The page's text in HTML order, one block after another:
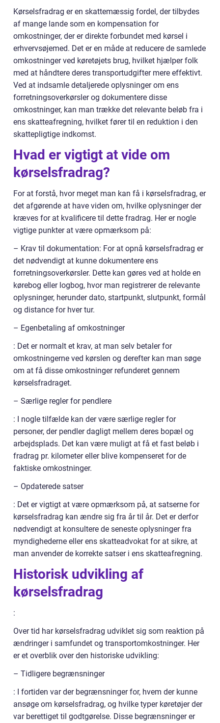
Kørselsfradrag er en skattemæssig fordel, der tilbydes
af mange lande som en kompensation for
omkostninger, der er direkte forbundet med kørsel i
erhvervsøjemed. Det er en måde at reducere de samlede
omkostninger ved køretøjets brug, hvilket hjælper folk
med at håndtere deres transportudgifter mere effektivt.
Ved at indsamle detaljerede oplysninger om ens
forretningsoverkørsler og dokumentere disse
omkostninger, kan man trække det relevante beløb fra i
ens skatteafregning, hvilket fører til en reduktion i den
skattepligtige indkomst.
Hvad er vigtigt at vide om
kørselsfradrag?
For at forstå, hvor meget man kan få i kørselsfradrag, er
det afgørende at have viden om, hvilke oplysninger der
kræves for at kvalificere til dette fradrag. Her er nogle
vigtige punkter at være opmærksom på:
– Krav til dokumentation: For at opnå kørselsfradrag er
det nødvendigt at kunne dokumentere ens
forretningsoverkørsler. Dette kan gøres ved at holde en
kørebog eller logbog, hvor man registrerer de relevante
oplysninger, herunder dato, startpunkt, slutpunkt, formål
og distance for hver tur.
– Egenbetaling af omkostninger
: Det er normalt et krav, at man selv betaler for
omkostningerne ved kørslen og derefter kan man søge
om at få disse omkostninger refunderet gennem
kørselsfradraget.
– Særlige regler for pendlere
: I nogle tilfælde kan der være særlige regler for
personer, der pendler dagligt mellem deres bopæl og
arbejdsplads. Det kan være muligt at få et fast beløb i
fradrag pr. kilometer eller blive kompenseret for de
faktiske omkostninger.
– Opdaterede satser
: Det er vigtigt at være opmærksom på, at satserne for
kørselsfradrag kan ændre sig fra år til år. Det er derfor
nødvendigt at konsultere de seneste oplysninger fra
myndighederne eller ens skatteadvokat for at sikre, at
man anvender de korrekte satser i ens skatteafregning.
Historisk udvikling af
kørselsfradrag
:
Over tid har kørselsfradrag udviklet sig som reaktion på
ændringer i samfundet og transportomkostninger. Her
er et overblik over den historiske udvikling:
– Tidligere begrænsninger
: I fortiden var der begrænsninger for, hvem der kunne
ansøge om kørselsfradrag, og hvilke typer køretøjer der
var berettiget til godtgørelse. Disse begrænsninger er